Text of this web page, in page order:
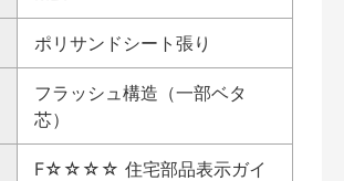
ポリサンドシート張り
フラッシュ構造（一部ベタ
芯）
F☆☆☆☆ 住宅部品表示ガイ